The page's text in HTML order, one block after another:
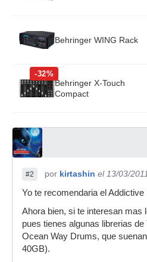
Behringer WING Rack
-32%
Behringer X-Touch
Compact
#2 por kirtashin el 13/03/2011
Yo te recomendaria el
Ahora bien, si te interesan mas
pues tienes algunas librerias
Ocean Way Drums, que
40GB).